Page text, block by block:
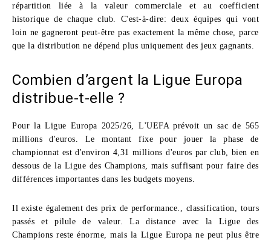
répartition liée à la valeur commerciale et au coefficient
historique de chaque club. C'est-à-dire: deux équipes qui vont
loin ne gagneront peut-être pas exactement la même chose, parce
que la distribution ne dépend plus uniquement des jeux gagnants.
Combien d’argent la Ligue Europa
distribue-t-elle ?
Pour la Ligue Europa 2025/26, L'UEFA prévoit un sac de 565
millions d'euros. Le montant fixe pour jouer la phase de
championnat est d'environ 4,31 millions d'euros par club, bien en
dessous de la Ligue des Champions, mais suffisant pour faire des
différences importantes dans les budgets moyens.
Il existe également des prix de performance., classification, tours
passés et pilule de valeur. La distance avec la Ligue des
Champions reste énorme, mais la Ligue Europa ne peut plus être